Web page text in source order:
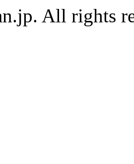
All rights